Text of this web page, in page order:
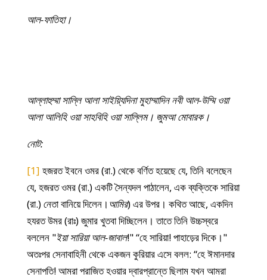
আল-ফাতিহা।
আল্লাহুম্মা সাল্লি আলা সাইয়্যিদিনা মুহাম্মাদিন নবী আল-উম্মি ওয়া
আলা আলিহি ওয়া সাহবিহি ওয়া সাল্লিম। জুমআ মোবারক।
নোট:
[1] হজরত ইবনে ওমর (রা.) থেকে বর্ণিত হয়েছে যে, তিনি বলেছেন
যে, হজরত ওমর (রা.) একটি সৈন্যদল পাঠালেন, এক ব্যক্তিকে সারিয়া
(রা.) নেতা বানিয়ে দিলেন। আমির) এর উপর। কথিত আছে, একদিন
হযরত উমর (রাঃ) জুমার খুতবা দিচ্ছিলেন। তাতে তিনি উচ্চস্বরে
বললেন "ইয়া সারিয়া আল-জাবাল!" “হে সারিয়া! পাহাড়ের দিকে।"
অতঃপর সেনাবাহিনী থেকে একজন কুরিয়ার এসে বলল: “হে ঈমানদার
সেনাপতি! আমরা পরাজিত হওয়ার দ্বারপ্রান্তে ছিলাম যখন আমরা